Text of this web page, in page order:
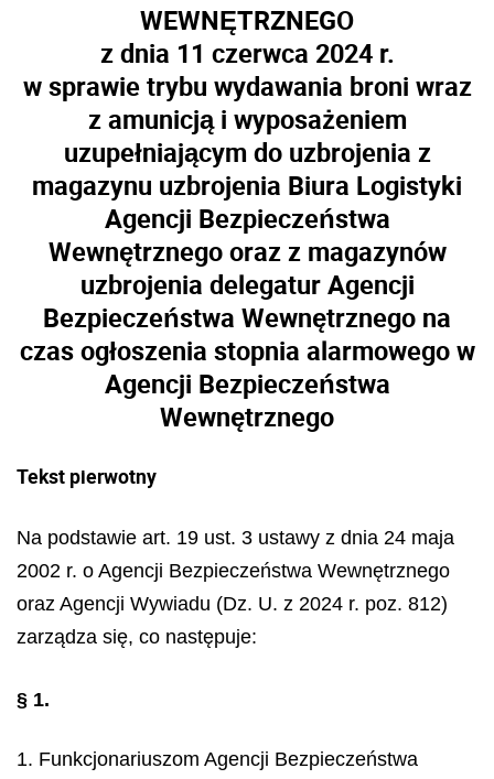
WEWNĘTRZNEGO
z dnia 11 czerwca 2024 r.
w sprawie trybu wydawania broni wraz
z amunicją i wyposażeniem
uzupełniającym do uzbrojenia z
magazynu uzbrojenia Biura Logistyki
Agencji Bezpieczeństwa
Wewnętrznego oraz z magazynów
uzbrojenia delegatur Agencji
Bezpieczeństwa Wewnętrznego na
czas ogłoszenia stopnia alarmowego w
Agencji Bezpieczeństwa
Wewnętrznego
Tekst pierwotny
Na podstawie art. 19 ust. 3 ustawy z dnia 24 maja
2002 r. o Agencji Bezpieczeństwa Wewnętrznego
oraz Agencji Wywiadu (Dz. U. z 2024 r. poz. 812)
zarządza się, co następuje:
§ 1.
1. Funkcjonariuszom Agencji Bezpieczeństwa